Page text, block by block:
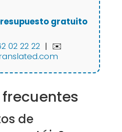
gratuito
02 22 22| ✉️
de